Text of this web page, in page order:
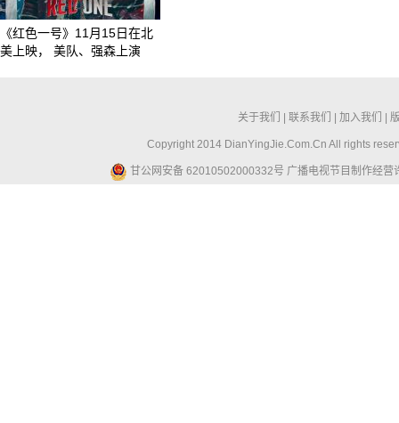
《红色一号》11月15日在北
美上映， 美队、强森上演
关于我们 联系我们 加入我们
Copyright 2014 DianYingJie.Com.Cn All rights
甘公网安备 62010502000332号 广播电视节目制作经